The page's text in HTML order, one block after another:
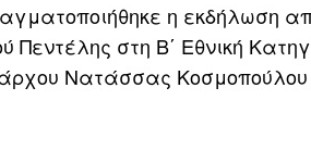
η εκδήλωση
στη Β΄ Εθνική
Νατάσσας Κοσμοπούλου